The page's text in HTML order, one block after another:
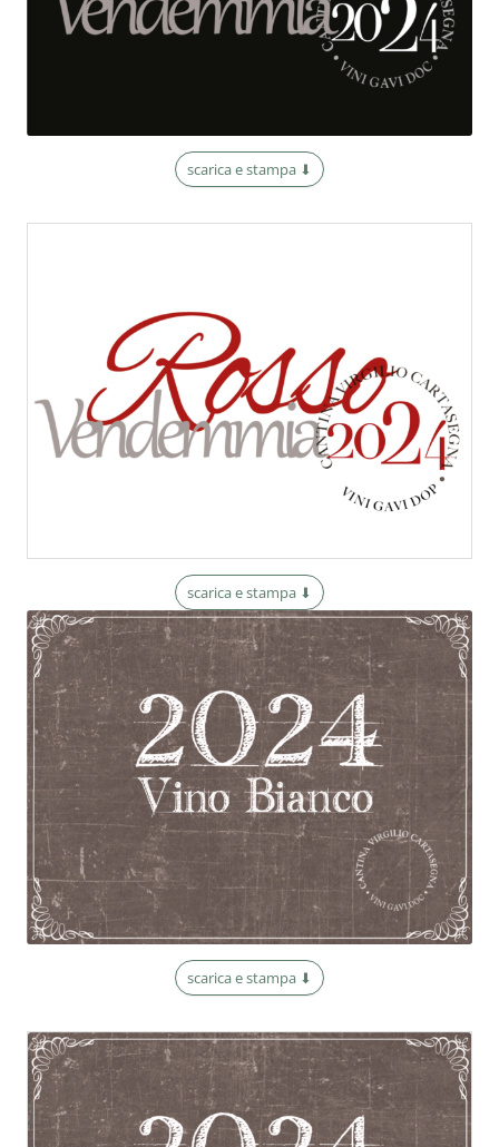
scarica e stampa ⬇︎
scarica e stampa ⬇︎
scarica e stampa ⬇︎